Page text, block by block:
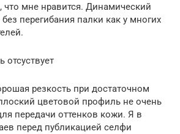
что мне нравится. Динамический
перегибания палки как у многих
резкость при достаточном
цветовой профиль не очень
передачи оттенков кожи. Я в
перед публикацией селфи